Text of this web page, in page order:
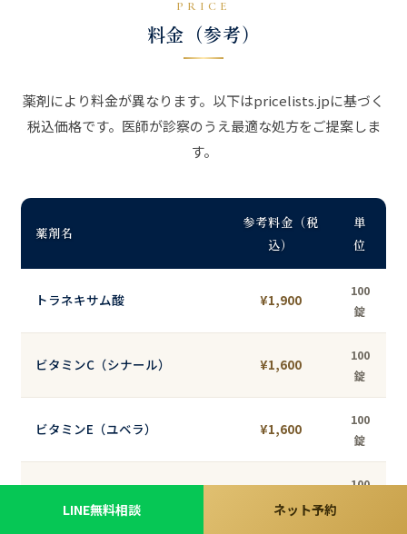
PRICE
料金（参考）
薬剤により料金が異なります。以下はpricelists.jpに基づく
税込価格です。医師が診察のうえ最適な処方をご提案しま
す。
薬剤名
参考料金（税
込）
単
位
トラネキサム酸 ¥1,900
100
錠
ビタミンC（シナール） ¥1,600
100
錠
ビタミンE（ユベラ） ¥1,600
100
錠
100
LINE無料相談 ネット予約